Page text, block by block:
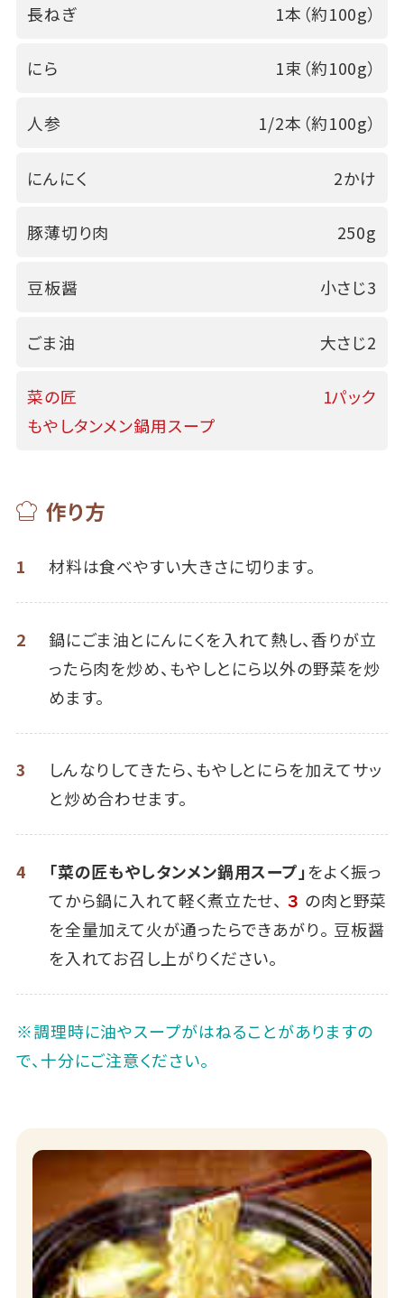
長ねぎ 1本（約100g）
にら 1束（約100g）
人参 1/2本（約100g）
にんにく 2かけ
豚薄切り肉 250g
豆板醤 小さじ3
ごま油 大さじ2
菜の匠
もやしタンメン鍋用スープ
1パック
作り方
1 材料は食べやすい大きさに切ります。
2
鍋にごま油とにんにくを入れて熱し、香りが立
ったら肉を炒め、もやしとにら以外の野菜を炒
めます。
3
しんなりしてきたら、もやしとにらを加えてサッ
と炒め合わせます。
4 「菜の匠もやしタンメン鍋用スープ」をよく振っ
てから鍋に入れて軽く煮立たせ、 ３ の肉と野菜
を全量加えて火が通ったらできあがり。 豆板醤
を入れてお召し上がりください。
※調理時に油やスープがはねることがありますの
で、十分にご注意ください。